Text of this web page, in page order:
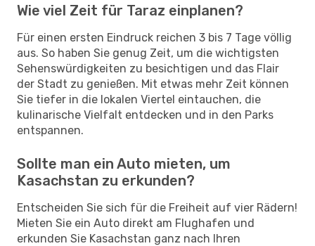
Wie viel Zeit für Taraz einplanen?
Für einen ersten Eindruck reichen 3 bis 7 Tage völlig
aus. So haben Sie genug Zeit, um die wichtigsten
Sehenswürdigkeiten zu besichtigen und das Flair
der Stadt zu genießen. Mit etwas mehr Zeit können
Sie tiefer in die lokalen Viertel eintauchen, die
kulinarische Vielfalt entdecken und in den Parks
entspannen.
Sollte man ein Auto mieten, um
Kasachstan zu erkunden?
Entscheiden Sie sich für die Freiheit auf vier Rädern!
Mieten Sie ein Auto direkt am Flughafen und
erkunden Sie Kasachstan ganz nach Ihren